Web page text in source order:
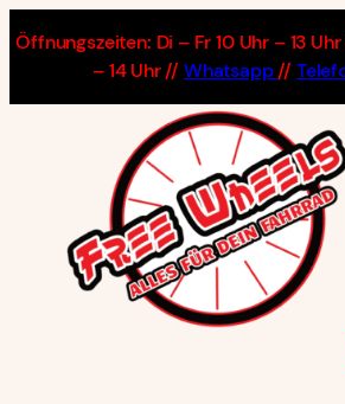
Inhalt
Öffnungszeiten: Di – Fr 10 Uhr – 13 Uhr
– 14 Uhr // Whatsapp//